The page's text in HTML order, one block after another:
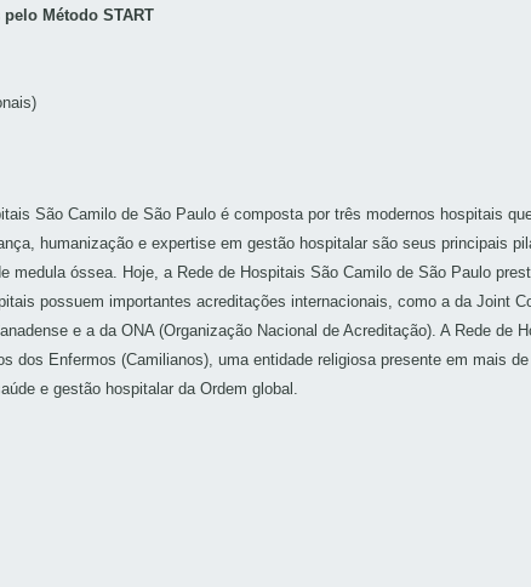
Método START
São Camilo de São Paulo é composta por três modernos hospitais
humanização e expertise em gestão hospitalar são seus principais
óssea. Hoje, a Rede de Hospitais São Camilo de São Paulo
possuem importantes acreditações internacionais, como a da Joint
e a da ONA (Organização Nacional de Acreditação). A Rede
dos Enfermos (Camilianos), uma entidade religiosa presente em mais
e gestão hospitalar da Ordem global.